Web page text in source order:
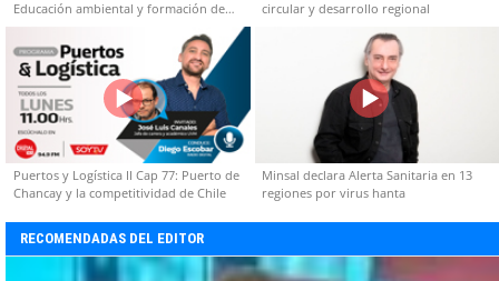
Educación ambiental y formación de
capacidades técnicas
circular y desarrollo regional
Puertos y Logística II Cap 77: Puerto de
Chancay y la competitividad de Chile
Minsal declara Alerta Sanitaria en 13
regiones por virus hanta
RECOMENDADAS DEL EDITOR